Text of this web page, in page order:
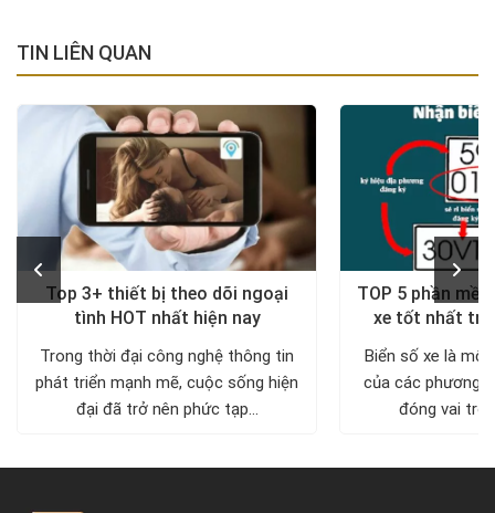
TIN LIÊN QUAN
Top 3+ thiết bị theo dõi ngoại
tình HOT nhất hiện nay
Trong thời đại công nghệ thông tin
phát triển mạnh mẽ, cuộc sống hiện
đại đã trở nên phức tạp...
TOP 5 phần
xe tốt nhất
Biển số xe là
của các phương
đóng vai trò